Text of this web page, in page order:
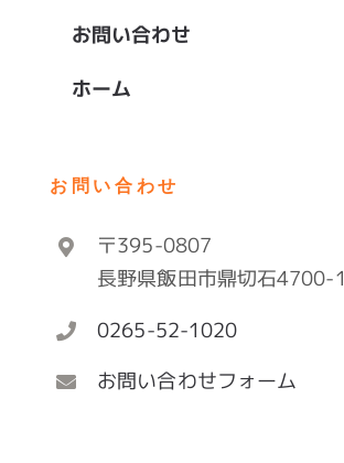
お問い合わせ
ホーム
お問い合わせ
〒395-0807
長野県飯田市鼎切石4700-1
0265-52-1020
お問い合わせフォーム